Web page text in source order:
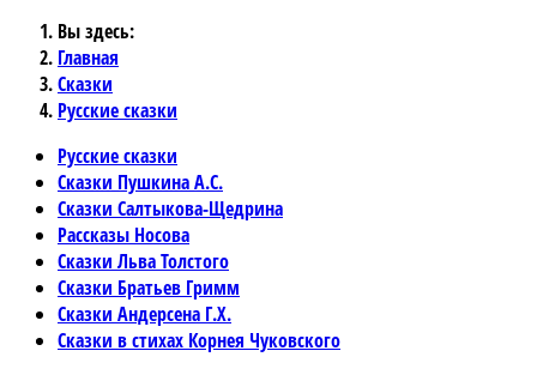
Вы здесь:
Главная
Сказки
Русские сказки
Русские сказки
Сказки Пушкина А.С.
Сказки Салтыкова-Щедрина
Рассказы Носова
Сказки Льва Толстого
Сказки Братьев Гримм
Сказки Андерсена Г.Х.
Сказки в стихах Корнея Чуковского